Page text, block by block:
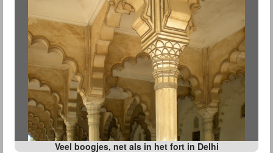
Veel boogjes, net als in het fort in Delhi